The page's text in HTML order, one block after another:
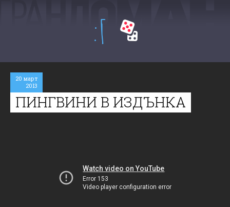
:Г
20 март
2013
ПИНГВИНИ В ИЗДЪНКА